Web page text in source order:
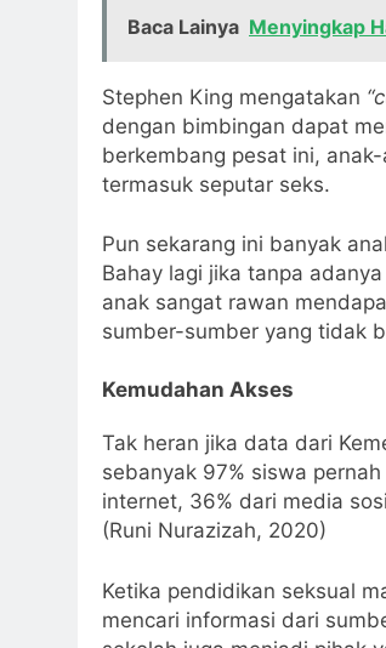
Baca Lainya Menyingkap
Stephen King mengatakan
dengan bimbingan dapat
berkembang pesat ini,
termasuk seputar seks.
Pun sekarang ini banyak
Bahay lagi jika tanpa
anak sangat rawan
sumber-sumber yang tidak
Kemudahan Akses
Tak heran jika data dari
sebanyak 97% siswa
internet, 36% dari media
(Runi Nurazizah, 2020)
Ketika pendidikan seksual
mencari informasi dari